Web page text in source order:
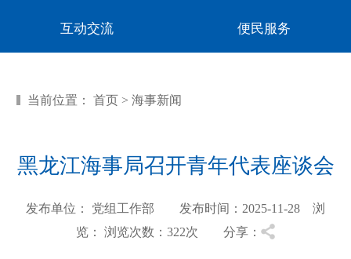
互动交流 便民服务
当前位置： 首页 > 海事新闻
黑龙江海事局召开青年代表座谈会
发布单位： 党组工作部 发布时间：2025-11-28 浏
览： 浏览次数：322次 分享：